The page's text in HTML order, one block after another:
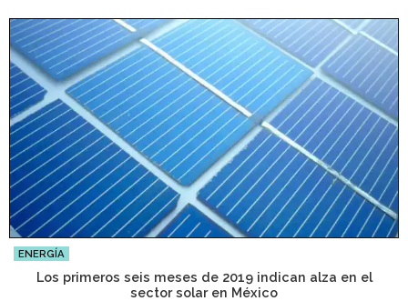
ENERGÍA
Los primeros seis meses de 2019 indican alza en el
sector solar en México